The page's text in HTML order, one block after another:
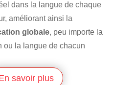
dans la langue de chaque
améliorant ainsi la
globale, peu importe la
ou la langue de chacun
savoir plus